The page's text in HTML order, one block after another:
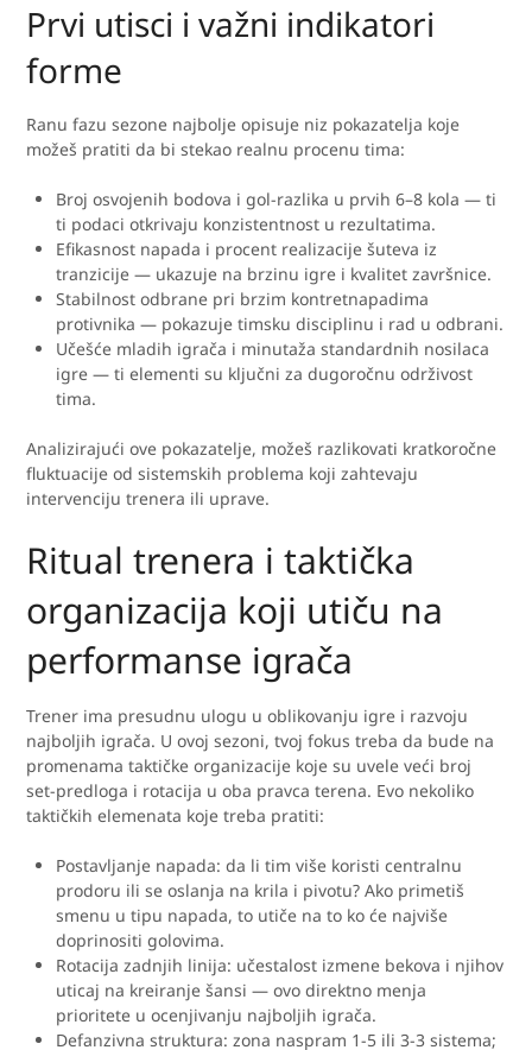
Prvi utisci i važni indikatori
forme
Ranu fazu sezone najbolje opisuje niz pokazatelja koje
možeš pratiti da bi stekao realnu procenu tima:
Broj osvojenih bodova i gol-razlika u prvih 6–8 kola — ti
ti podaci otkrivaju konzistentnost u rezultatima.
Efikasnost napada i procent realizacije šuteva iz
tranzicije — ukazuje na brzinu igre i kvalitet završnice.
Stabilnost odbrane pri brzim kontretnapadima
protivnika — pokazuje timsku disciplinu i rad u odbrani.
Učešće mladih igrača i minutaža standardnih nosilaca
igre — ti elementi su ključni za dugoročnu održivost
tima.
Analizirajući ove pokazatelje, možeš razlikovati kratkoročne
fluktuacije od sistemskih problema koji zahtevaju
intervenciju trenera ili uprave.
Ritual trenera i taktička
organizacija koji utiču na
performanse igrača
Trener ima presudnu ulogu u oblikovanju igre i razvoju
najboljih igrača. U ovoj sezoni, tvoj fokus treba da bude na
promenama taktičke organizacije koje su uvele veći broj
set-predloga i rotacija u oba pravca terena. Evo nekoliko
taktičkih elemenata koje treba pratiti:
Postavljanje napada: da li tim više koristi centralnu
prodoru ili se oslanja na krila i pivotu? Ako primetiš
smenu u tipu napada, to utiče na to ko će najviše
doprinositi golovima.
Rotacija zadnjih linija: učestalost izmene bekova i njihov
uticaj na kreiranje šansi — ovo direktno menja
prioritete u ocenjivanju najboljih igrača.
Defanzivna struktura: zona naspram 1-5 ili 3-3 sistema;